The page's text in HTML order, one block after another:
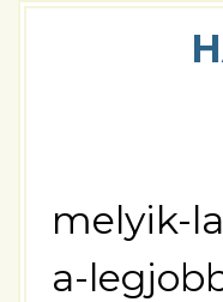
melyik-
a-